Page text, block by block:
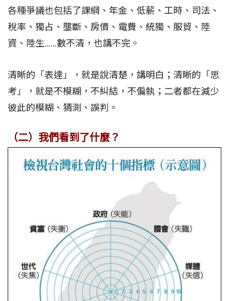
各種爭議也包括了課綱、年金、低薪、工時、司法、
稅率、獨占、壟斷、房價、電費、統獨、服貿、陸
資、陸生……數不清，也講不完。
清晰的「表達」，就是說清楚，講明白；清晰的「思
考」，就是不模糊，不糾結，不偏執；二者都在減少
彼此的模糊、猜測、誤判。
（二）我們看到了什麼？